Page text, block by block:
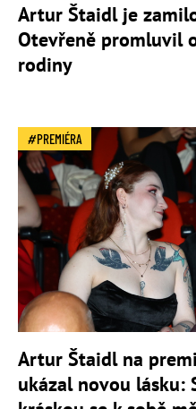
Artur Štaidl je
Otevřeně promluvil
rodiny
PREMIÉRA
Artur Štaidl na
ukázal novou lásku: